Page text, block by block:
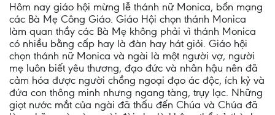
Hôm nay giáo hội mừng lễ thánh nữ Monica, bổn mạng
các Bà Mẹ Công Giáo. Giáo Hội chọn thánh Monica
làm quan thầy các Bà Mẹ không phải vì thánh Monica
có nhiều bằng cấp hay là đàn hay hát giỏi. Giáo hội
chọn thánh nữ Monica và ngài là một người vợ, người
mẹ luôn biết yêu thương, đạo đức và nhân hậu nên đã
cảm hóa được người chồng ngoại đạo ác độc, ích kỷ và
đứa con thông minh nhưng ngang tàng, trụy lạc. Những
giọt nước mắt của ngài đã thấu đến Chúa và Chúa đã